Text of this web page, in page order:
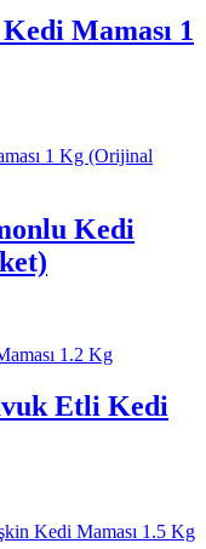
Maması 1
Kedi
Etli Kedi